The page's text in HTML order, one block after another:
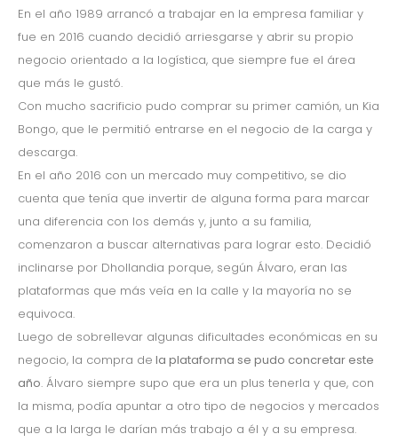
En el año 1989 arrancó a trabajar en la empresa familiar y
fue en 2016 cuando decidió arriesgarse y abrir su propio
negocio orientado a la logística, que siempre fue el área
que más le gustó.
Con mucho sacrificio pudo comprar su primer camión, un Kia
Bongo, que le permitió entrarse en el negocio de la carga y
descarga.
En el año 2016 con un mercado muy competitivo, se dio
cuenta que tenía que invertir de alguna forma para marcar
una diferencia con los demás y, junto a su familia,
comenzaron a buscar alternativas para lograr esto. Decidió
inclinarse por Dhollandia porque, según Álvaro, eran las
plataformas que más veía en la calle y la mayoría no se
equivoca.
Luego de sobrellevar algunas dificultades económicas en su
negocio, la compra de la plataforma se pudo concretar este
año. Álvaro siempre supo que era un plus tenerla y que, con
la misma, podía apuntar a otro tipo de negocios y mercados
que a la larga le darían más trabajo a él y a su empresa.